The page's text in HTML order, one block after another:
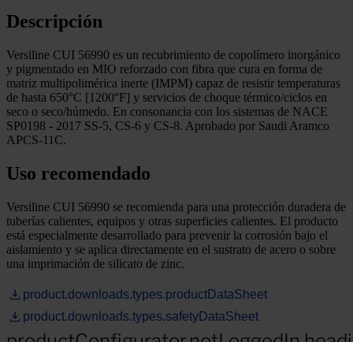
Descripción
Versiline CUI 56990 es un recubrimiento de copolímero inorgánico
y pigmentado en MIO reforzado con fibra que cura en forma de
matriz multipolimérica inerte (IMPM) capaz de resistir temperaturas
de hasta 650°C [1200°F] y servicios de choque térmico/ciclos en
seco o seco/húmedo. En consonancia con los sistemas de NACE
SP0198 - 2017 SS-5, CS-6 y CS-8. Aprobado por Saudi Aramco
APCS-11C.
Uso recomendado
Versiline CUI 56990 se recomienda para una protección duradera de
tuberías calientes, equipos y otras superficies calientes. El producto
está especialmente desarrollado para prevenir la corrosión bajo el
aislamiento y se aplica directamente en el sustrato de acero o sobre
una imprimación de silicato de zinc.
product.downloads.types.productDataSheet
product.downloads.types.safetyDataSheet